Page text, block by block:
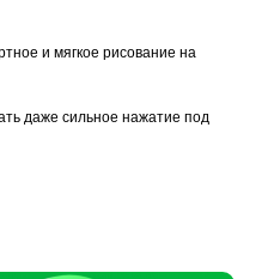
и мягкое рисование на
даже сильное нажатие под